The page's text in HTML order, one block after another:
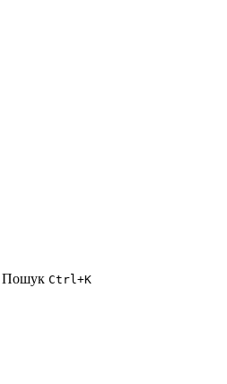
Пошук Ctrl+K